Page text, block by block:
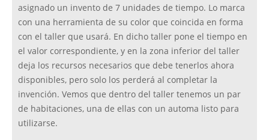
asignado un invento de 7 unidades de tiempo. Lo marca
con una herramienta de su color que coincida en forma
con el taller que usará. En dicho taller pone el tiempo en
el valor correspondiente, y en la zona inferior del taller
deja los recursos necesarios que debe tenerlos ahora
disponibles, pero solo los perderá al completar la
invención. Vemos que dentro del taller tenemos un par
de habitaciones, una de ellas con un automa listo para
utilizarse.